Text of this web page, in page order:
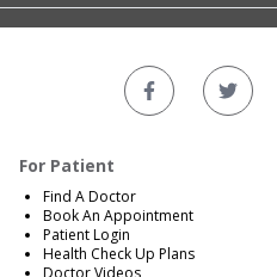
For Patient
Find A Doctor
Book An Appointment
Patient Login
Health Check Up Plans
Doctor Videos